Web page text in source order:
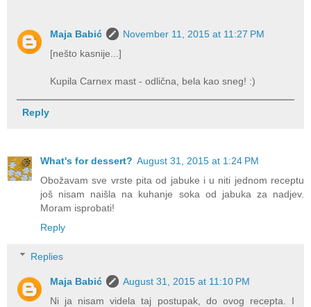
Maja Babić
November 11, 2015 at 11:27 PM
[nešto kasnije...]
Kupila Carnex mast - odlična, bela kao sneg! :)
Reply
What's for dessert? August 31, 2015 at 1:24 PM
Obožavam sve vrste pita od jabuke i u niti jednom receptu
još nisam naišla na kuhanje soka od jabuka za nadjev.
Moram isprobati!
Reply
Replies
Maja Babić
August 31, 2015 at 11:10 PM
Ni ja nisam videla taj postupak, do ovog recepta. I